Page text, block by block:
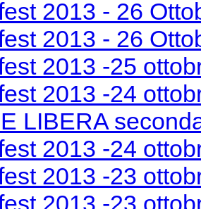
2013 - 26
2013 - 26
2013 -25
2013 -24
LIBERA
2013 -24
2013 -23
2013 -23